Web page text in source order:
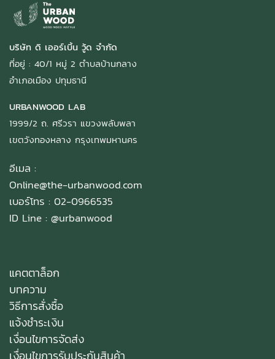
บริษัท ดิ เออร์เบิ้น วู้ด จำกัด
ที่อยู่ : 40/1 หมู่ 2 ตำบลบ้านกลาง
อำเภอเมือง ปทุมธานี
URBANWOOD LAB
1999/2 ถ. ศรีวรา แขวงพลับพลา
เขตวังทองหลาง กรุงเทพมหานคร
อีเมล :
Online@the-urbanwood.com
เบอร์โทร : 02-0966535
ID Line : @urbanwood
แคตตาล็อก
บทความ
วิธีการสั่งซื้อ
แจ้งชำระเงิน
เงื่อนไขการจัดส่ง